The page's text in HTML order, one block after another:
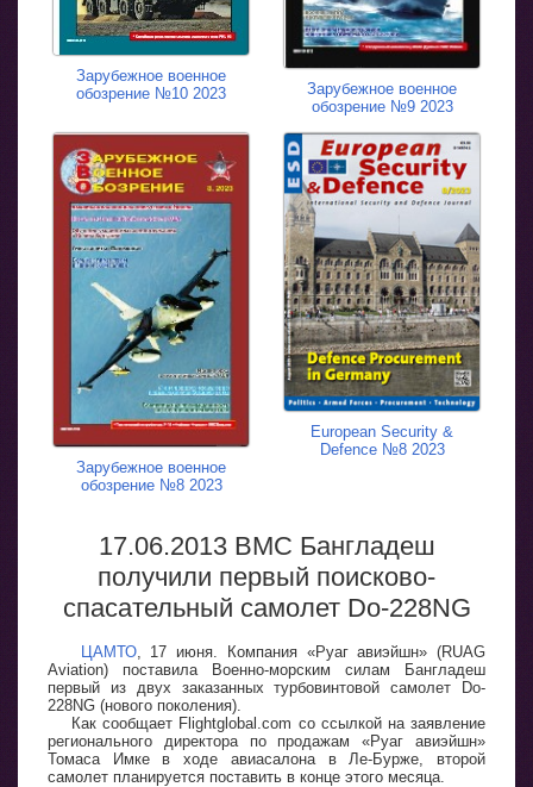
Зарубежное военное
обозрение №10 2023
Зарубежное военное
обозрение №9 2023
Зарубежное военное
обозрение №8 2023
European Security &
Defence №8 2023
17.06.2013 ВМС Бангладеш
получили первый поисково-
спасательный самолет Do-228NG
ЦАМТО, 17 июня. Компания «Руаг авиэйшн» (RUAG
Aviation) поставила Военно-морским силам Бангладеш
первый из двух заказанных турбовинтовой самолет Do-
228NG (нового поколения).
Как сообщает Flightglobal.com со ссылкой на заявление
регионального директора по продажам «Руаг авиэйшн»
Томаса Имке в ходе авиасалона в Ле-Бурже, второй
самолет планируется поставить в конце этого месяца.